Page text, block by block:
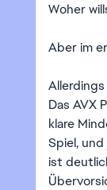
Woher
Aber im
Das AVX
klare
Spiel,
ist